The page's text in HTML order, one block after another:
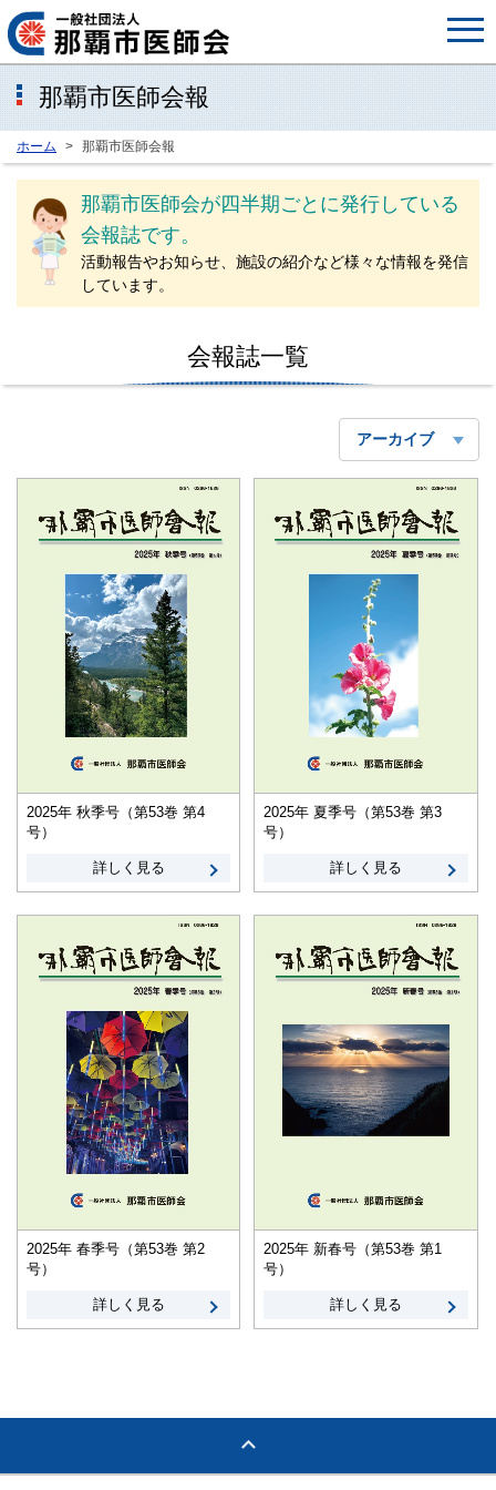
那覇市医師会報
ホーム 那覇市医師会報
那覇市医師会が四半期ごとに発行している
会報誌です。
活動報告やお知らせ、施設の紹介など様々な情報を発信
しています。
会報誌一覧
アーカイブ
2025年 秋季号（第53巻 第4
号）
詳しく見る
2025年 夏季号（第53巻 第3
号）
詳しく見る
2025年 春季号（第53巻 第2
号）
詳しく見る
2025年 新春号（第53巻 第1
号）
詳しく見る